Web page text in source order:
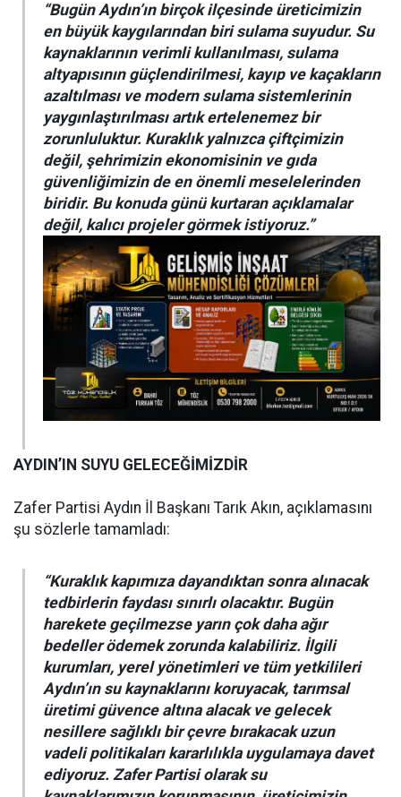
“Bugün Aydın’ın birçok ilçesinde üreticimizin
en büyük kaygılarından biri sulama suyudur. Su
kaynaklarının verimli kullanılması, sulama
altyapısının güçlendirilmesi, kayıp ve kaçakların
azaltılması ve modern sulama sistemlerinin
yaygınlaştırılması artık ertelenemez bir
zorunluluktur. Kuraklık yalnızca çiftçimizin
değil, şehrimizin ekonomisinin ve gıda
güvenliğimizin de en önemli meselelerinden
biridir. Bu konuda günü kurtaran açıklamalar
değil, kalıcı projeler görmek istiyoruz.”
AYDIN’IN SUYU GELECEĞİMİZDİR
Zafer Partisi Aydın İl Başkanı Tarık Akın, açıklamasını
şu sözlerle tamamladı:
“Kuraklık kapımıza dayandıktan sonra alınacak
tedbirlerin faydası sınırlı olacaktır. Bugün
harekete geçilmezse yarın çok daha ağır
bedeller ödemek zorunda kalabiliriz. İlgili
kurumları, yerel yönetimleri ve tüm yetkilileri
Aydın’ın su kaynaklarını koruyacak, tarımsal
üretimi güvence altına alacak ve gelecek
nesillere sağlıklı bir çevre bırakacak uzun
vadeli politikaları kararlılıkla uygulamaya davet
ediyoruz. Zafer Partisi olarak su